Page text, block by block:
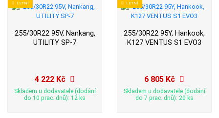
LETNÍ
255/30R22 95V, Nankang,
UTILITY SP-7
4 222 Kč
Skladem u dodavatele (dodání
do 10 prac. dnů): 12 ks
LETNÍ
255/30R22 95Y, Hankook,
K127 VENTUS S1 EVO3
6 805 Kč
Skladem u dodavatele (dodání
do 7 prac. dnů): 20 ks